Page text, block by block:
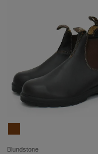
Blundstone